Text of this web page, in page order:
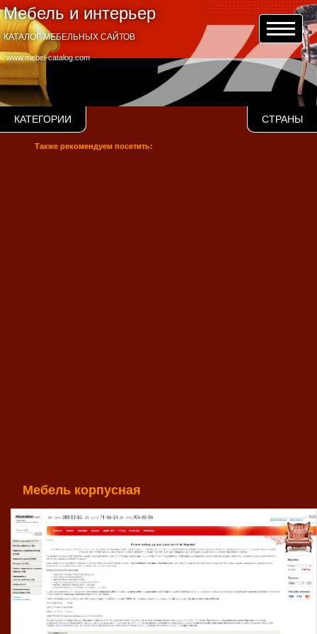
Мебель и интерьер
www.mebel-catalog.com
КАТАЛОГ МЕБЕЛЬНЫХ САЙТОВ
КАТЕГОРИИ СТРАНЫ
Также рекомендуем посетить:
Мебель корпусная